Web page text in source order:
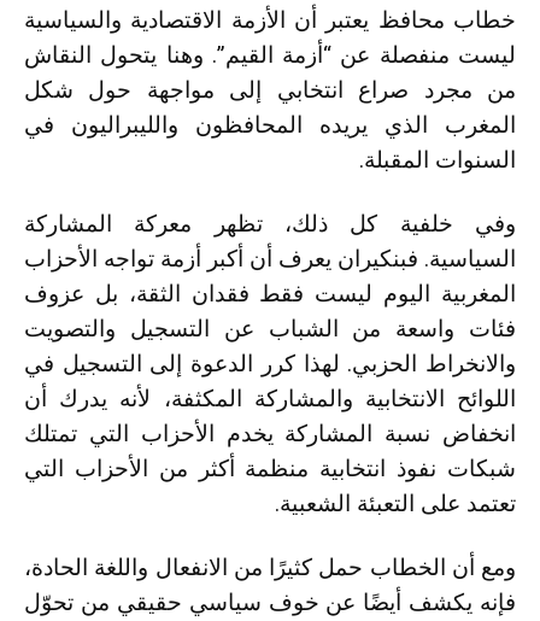
خطاب محافظ يعتبر أن الأزمة الاقتصادية والسياسية
ليست منفصلة عن “أزمة القيم”. وهنا يتحول النقاش
من مجرد صراع انتخابي إلى مواجهة حول شكل
المغرب الذي يريده المحافظون والليبراليون في
السنوات المقبلة.
وفي خلفية كل ذلك، تظهر معركة المشاركة
السياسية. فبنكيران يعرف أن أكبر أزمة تواجه الأحزاب
المغربية اليوم ليست فقط فقدان الثقة، بل عزوف
فئات واسعة من الشباب عن التسجيل والتصويت
والانخراط الحزبي. لهذا كرر الدعوة إلى التسجيل في
اللوائح الانتخابية والمشاركة المكثفة، لأنه يدرك أن
انخفاض نسبة المشاركة يخدم الأحزاب التي تمتلك
شبكات نفوذ انتخابية منظمة أكثر من الأحزاب التي
تعتمد على التعبئة الشعبية.
ومع أن الخطاب حمل كثيرًا من الانفعال واللغة الحادة،
فإنه يكشف أيضًا عن خوف سياسي حقيقي من تحوّل